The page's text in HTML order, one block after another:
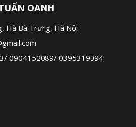
OANH
Hà Bà Trưng, Hà Nội
/ 0904152089/ 0395319094